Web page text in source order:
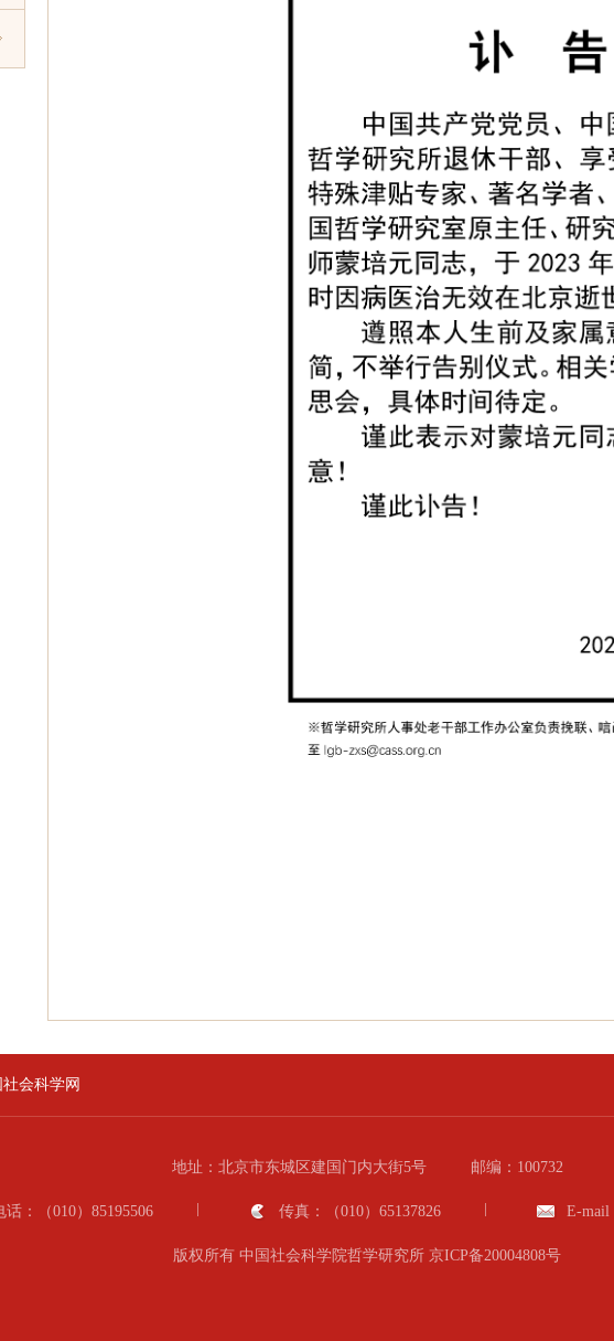
会科学网
地址：北京市东城区建国门内大街5号 邮编：100732
话：（010）85195506 传真：（010）65137826 E-mail
版权所有 中国社会科学院哲学研究所 京ICP备20004808号